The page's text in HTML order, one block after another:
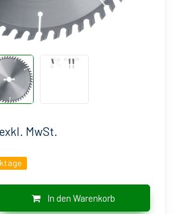
exkl. MwSt.
In den Warenkorb